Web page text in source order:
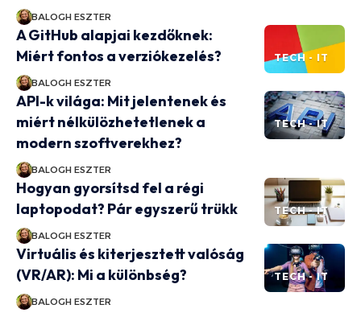
BALOGH ESZTER
TECH - IT
A GitHub alapjai kezdőknek:
Miért fontos a verziókezelés?
BALOGH ESZTER
TECH - IT
API-k világa: Mit jelentenek és
miért nélkülözhetetlenek a
modern szoftverekhez?
BALOGH ESZTER
TECH - IT
Hogyan gyorsítsd fel a régi
laptopodat? Pár egyszerű trükk
BALOGH ESZTER
TECH - IT
Virtuális és kiterjesztett valóság
(VR/AR): Mi a különbség?
BALOGH ESZTER